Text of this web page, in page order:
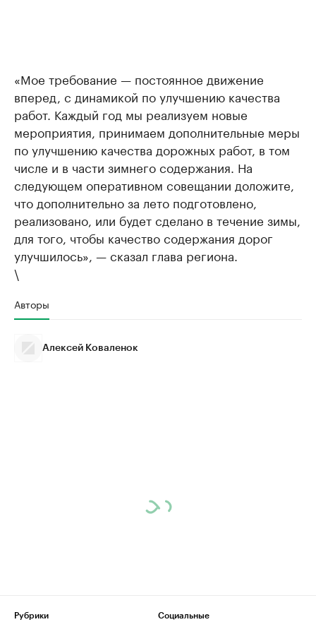
«Мое требование — постоянное движение
вперед, с динамикой по улучшению качества
работ. Каждый год мы реализуем новые
мероприятия, принимаем дополнительные меры
по улучшению качества дорожных работ, в том
числе и в части зимнего содержания. На
следующем оперативном совещании доложите,
что дополнительно за лето подготовлено,
реализовано, или будет сделано в течение зимы,
для того, чтобы качество содержания дорог
улучшилось», — сказал глава региона.
\
Авторы
Алексей Коваленок
Рубрики
Социальные